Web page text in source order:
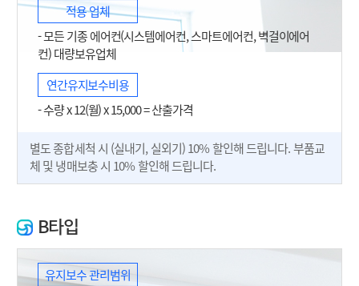
적용 업체
- 모든 기종 에어컨(시스템에어컨, 스마트에어컨, 벽걸이에어
컨) 대량보유업체
연간유지보수비용
- 수량 x 12(월) x 15,000 = 산출가격
별도 종합세척 시 (실내기, 실외기) 10% 할인해 드립니다. 부품교
체 및 냉매보충 시 10% 할인해 드립니다.
B타입
유지보수 관리범위